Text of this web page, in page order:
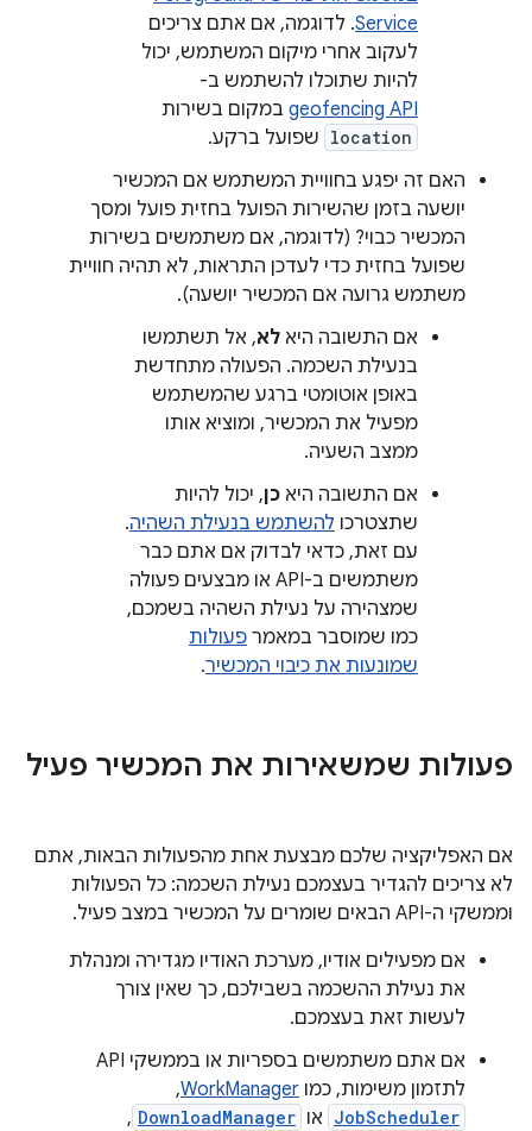
Service. לדוגמה, אם אתם צריכים
לעקוב אחרי מיקום המשתמש, יכול
להיות שתוכלו להשתמש ב-
geofencing API במקום בשירות
location שפועל ברקע.
האם זה יפגע בחוויית המשתמש אם המכשיר
יושעה בזמן שהשירות הפועל בחזית פועל ומסך
המכשיר כבוי? (לדוגמה, אם משתמשים בשירות
שפועל בחזית כדי לעדכן התראות, לא תהיה חוויית
משתמש גרועה אם המכשיר יושעה).
אם התשובה היא לא, אל תשתמשו
בנעילת השכמה. הפעולה מתחדשת
באופן אוטומטי ברגע שהמשתמש
מפעיל את המכשיר, ומוציא אותו
ממצב השעיה.
אם התשובה היא כן, יכול להיות
שתצטרכו להשתמש בנעילת השהיה.
עם זאת, כדאי לבדוק אם אתם כבר
משתמשים ב-API או מבצעים פעולה
שמצהירה על נעילת השהיה בשמכם,
כמו שמוסבר במאמר פעולות
שמונעות את כיבוי המכשיר.
פעולות שמשאירות את המכשיר פעיל
אם האפליקציה שלכם מבצעת אחת מהפעולות הבאות, אתם
לא צריכים להגדיר בעצמכם נעילת השכמה: כל הפעולות
וממשקי ה-API הבאים שומרים על המכשיר במצב פעיל.
אם מפעילים אודיו, מערכת האודיו מגדירה ומנהלת
את נעילת ההשכמה בשבילכם, כך שאין צורך
לעשות זאת בעצמכם.
אם אתם משתמשים בספריות או בממשקי API
לתזמון משימות, כמו WorkManager
,
JobScheduler או DownloadManager
,